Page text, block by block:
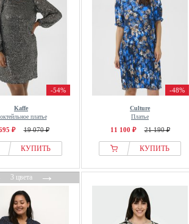
-54%
Kaffe
платье
₽ 19 070 ₽
КУПИТЬ
-48%
Culture
Платье
11 100 ₽ 21 190 ₽
КУПИТЬ
3 цвета→